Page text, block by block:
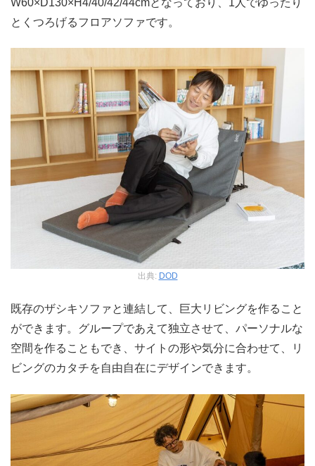
とくつろげるフロアソファです。
出典: DOD
既存のザシキソファと連結して、巨大リビングを作ること
ができます。グループであえて独立させて、パーソナルな
空間を作ることもでき、サイトの形や気分に合わせて、リ
ビングのカタチを自由自在にデザインできます。